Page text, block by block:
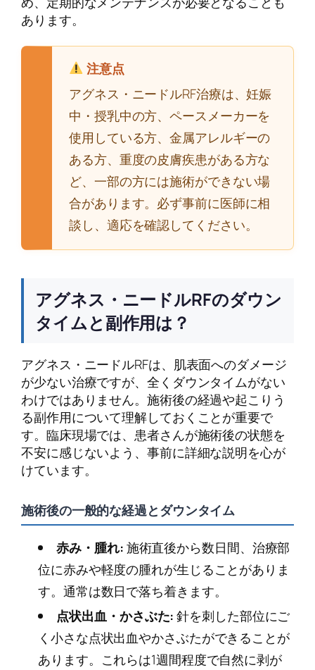
あります。
注意点
アグネス・ニードルRF治療は、妊娠
中・授乳中の方、ペースメーカーを
使用している方、金属アレルギーの
ある方、重度の皮膚疾患がある方な
ど、一部の方には施術ができない場
合があります。必ず事前に医師に相
談し、適応を確認してください。
アグネス・ニードルRFのダウン
タイムと副作用は？
アグネス・ニードルRFは、肌表面へのダメージ
が少ない治療ですが、全くダウンタイムがない
わけではありません。施術後の経過や起こりう
る副作用について理解しておくことが重要で
す。臨床現場では、患者さんが施術後の状態を
不安に感じないよう、事前に詳細な説明を心が
けています。
施術後の一般的な経過とダウンタイム
赤み・腫れ:施術直後から数日間、治療部
位に赤みや軽度の腫れが生じることがありま
す。通常は数日で落ち着きます。
点状出血・かさぶた:針を刺した部位にご
く小さな点状出血やかさぶたができることが
あります。これらは1週間程度で自然に剥が